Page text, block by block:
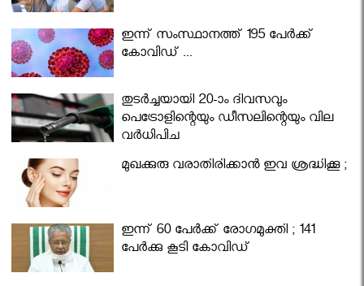
ഇന്ന് സംസ്ഥാനത്ത് 195 പേര്‍ക്ക്
കോവിഡ് ...
തുടർച്ചയായി 20-ാം ദിവസവും
പെട്രോളിന്റെയും ഡീസലിന്റെയും വില
വര്‍ധിപ്പിച്ചു
മുഖക്കുരു വരാതിരിക്കാന്‍ ഇവ ശ്രദ്ധിക്കൂ ;
ഇന്ന് 60 പേർക്ക് രോഗമുക്തി ; 141
പേര്‍ക്കു കൂടി കോവിഡ്